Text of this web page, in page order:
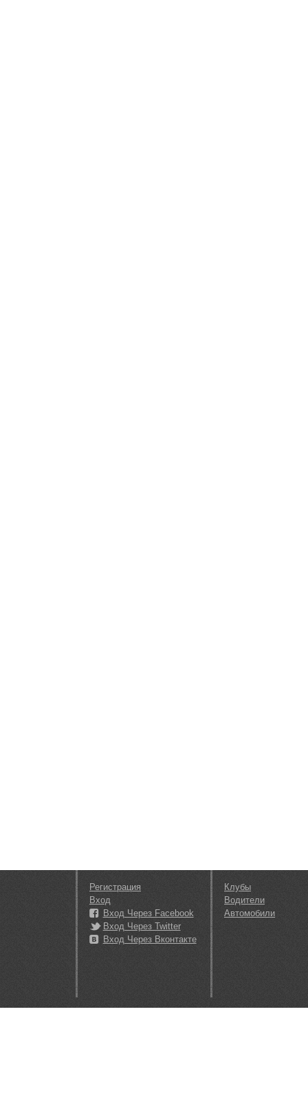
Регистрация
Вход
Вход Через Facebook
Вход Через Twitter
Вход Через Вконтакте
Клубы
Водители
Автомобили